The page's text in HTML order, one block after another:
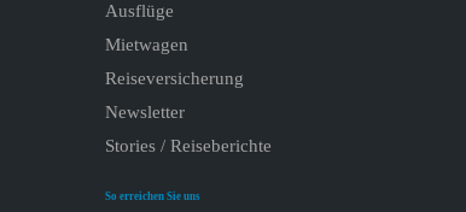
Ausflüge
Mietwagen
Reiseversicherung
Newsletter
Stories / Reiseberichte
So erreichen Sie uns